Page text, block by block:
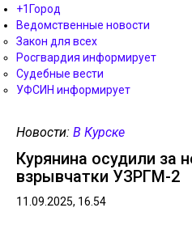
+1Город
Ведомственные новости
Закон для всех
Росгвардия информирует
Судебные вести
УФСИН информирует
Новости: В Курске
Курянина осудили за
взрывчатки УЗРГМ-2
11.09.2025, 16.54